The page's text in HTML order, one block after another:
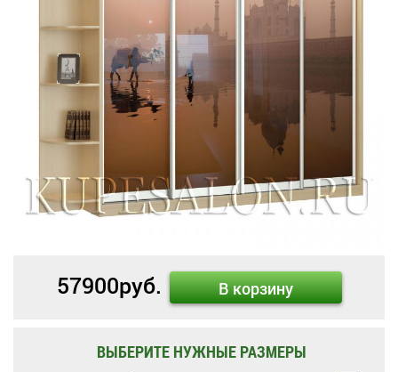
57900руб. В корзину
ВЫБЕРИТЕ НУЖНЫЕ РАЗМЕРЫ